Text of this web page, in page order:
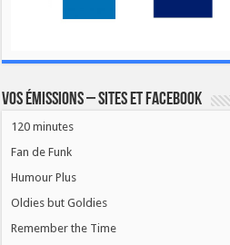
Vos émissions – Sites et Facebook
120 minutes
Fan de Funk
Humour Plus
Oldies but Goldies
Remember the Time